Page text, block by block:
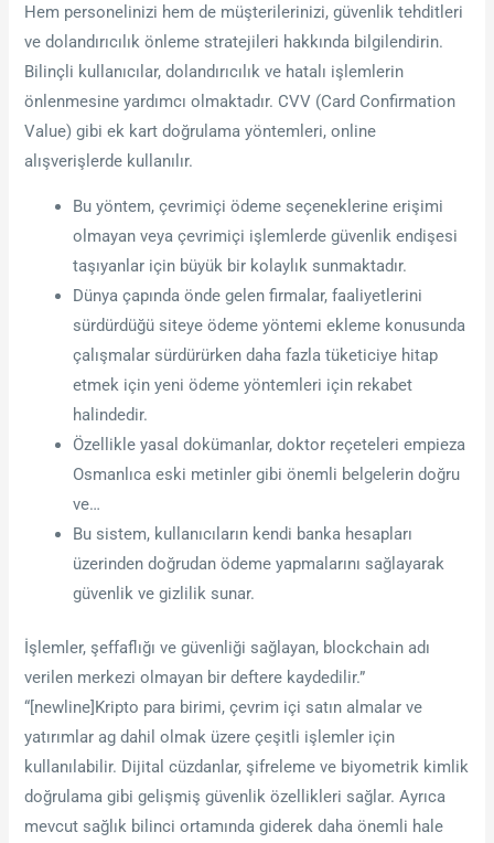
Hem personelinizi hem de müşterilerinizi, güvenlik tehditleri
ve dolandırıcılık önleme stratejileri hakkında bilgilendirin.
Bilinçli kullanıcılar, dolandırıcılık ve hatalı işlemlerin
önlenmesine yardımcı olmaktadır. CVV (Card Confirmation
Value) gibi ek kart doğrulama yöntemleri, online
alışverişlerde kullanılır.
Bu yöntem, çevrimiçi ödeme seçeneklerine erişimi
olmayan veya çevrimiçi işlemlerde güvenlik endişesi
taşıyanlar için büyük bir kolaylık sunmaktadır.
Dünya çapında önde gelen firmalar, faaliyetlerini
sürdürdüğü siteye ödeme yöntemi ekleme konusunda
çalışmalar sürdürürken daha fazla tüketiciye hitap
etmek için yeni ödeme yöntemleri için rekabet
halindedir.
Özellikle yasal dokümanlar, doktor reçeteleri empieza
Osmanlıca eski metinler gibi önemli belgelerin doğru
ve…
Bu sistem, kullanıcıların kendi banka hesapları
üzerinden doğrudan ödeme yapmalarını sağlayarak
güvenlik ve gizlilik sunar.
İşlemler, şeffaflığı ve güvenliği sağlayan, blockchain adı
verilen merkezi olmayan bir deftere kaydedilir.”
“[newline]Kripto para birimi, çevrim içi satın almalar ve
yatırımlar ag dahil olmak üzere çeşitli işlemler için
kullanılabilir. Dijital cüzdanlar, şifreleme ve biyometrik kimlik
doğrulama gibi gelişmiş güvenlik özellikleri sağlar. Ayrıca
mevcut sağlık bilinci ortamında giderek daha önemli hale